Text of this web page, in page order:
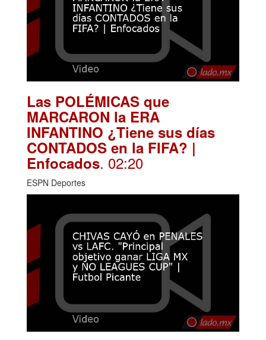
Las POLÉMICAS que
MARCARON la ERA
INFANTINO ¿Tiene sus días
CONTADOS en la FIFA? |
Enfocados. 02:20
ESPN Deportes